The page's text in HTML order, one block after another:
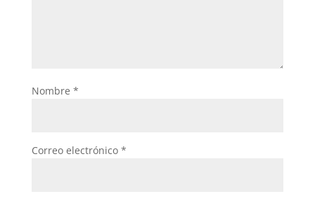
Nombre *
Correo electrónico *